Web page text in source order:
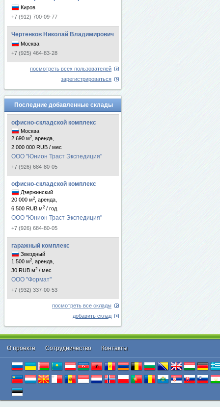
Киров
+7 (912) 700-09-77
Чертенков Николай Владимирович
Москва
+7 (925) 464-83-28
посмотреть всех пользователей
зарегистрироваться
Последние добавленные склады
офисно-складской комплекс
Москва
2 690 м2
, аренда,
2 000 000 RUB / мес
ООО "Юнион Траст Экспедиция"
+7 (926) 684-80-05
офисно-складской комплекс
Дзержинский
20 000 м2
, аренда,
6 500 RUB м2 / год
ООО "Юнион Траст Экспедиция"
+7 (926) 684-80-05
гаражный комплекс
Звездный
1 500 м2
, аренда,
30 RUB м2 / мес
ООО "Формат"
+7 (932) 337-00-53
посмотреть все склады
добавить склад
О проекте Cотрудничество Контакты